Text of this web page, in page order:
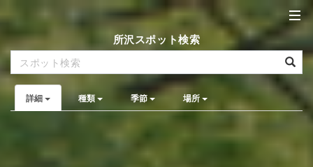
所沢スポット検索
詳細 種類 季節 場所